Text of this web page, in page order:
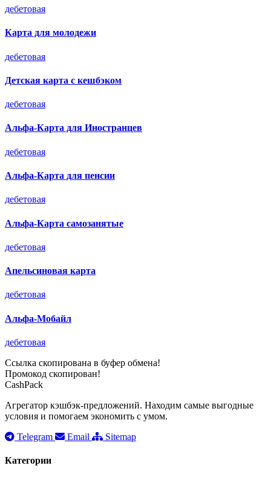
дебетовая
Карта для молодежи
дебетовая
Детская карта с кешбэком
дебетовая
Альфа-Карта для Иностранцев
дебетовая
Альфа-Карта для пенсии
дебетовая
Альфа-Карта самозанятые
дебетовая
Апельсиновая карта
дебетовая
Альфа-Мобайл
дебетовая
Ссылка скопирована в буфер обмена!
Промокод скопирован!
CashPack
Агрегатор кэшбэк-предложений. Находим самые выгодные
условия и помогаем экономить с умом.
Telegram
Email Sitemap
Категории